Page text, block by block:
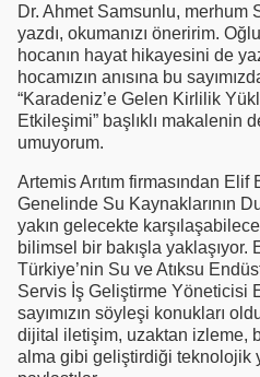
Dr. Ahmet Samsunlu, merhum
yazdı, okumanızı öneririm.
hocanın hayat hikayesini de
hocamızın anısına bu
“Karadeniz’e Gelen Kirlilik
Etkileşimi” başlıklı makalenin
umuyorum.
Artemis Arıtım firmasından Elif
Genelinde Su Kaynaklarının
yakın gelecekte
bilimsel bir bakışla yaklaşıyor.
Türkiye’nin Su ve Atıksu
Servis İş Geliştirme Yöneticisi
sayımızın söyleşi konukları
dijital iletişim, uzaktan izleme,
alma gibi geliştirdiği teknolojik